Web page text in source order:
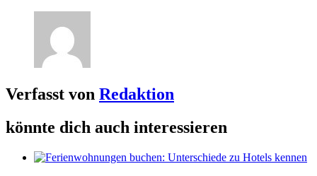
Verfasst von Redaktion
könnte dich auch interessieren